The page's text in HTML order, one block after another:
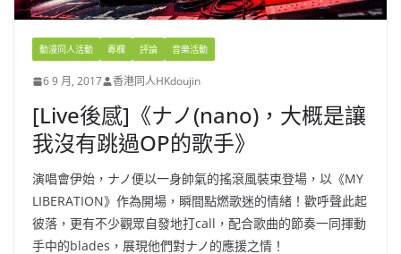
動漫同人活動 專欄 評論 音樂活動
6 9 月, 2017 香港同人HKdoujin
[Live後感]《ナノ(nano)，大概是讓
我沒有跳過OP的歌手》
演唱會伊始，ナノ便以一身帥氣的搖滾風裝束登場，以《MY
LIBERATION》作為開場，瞬間點燃歌迷的情緒！歡呼聲此起
彼落，更有不少觀眾自發地打call，配合歌曲的節奏一同揮動
手中的blades，展現他們對ナノ的應援之情！